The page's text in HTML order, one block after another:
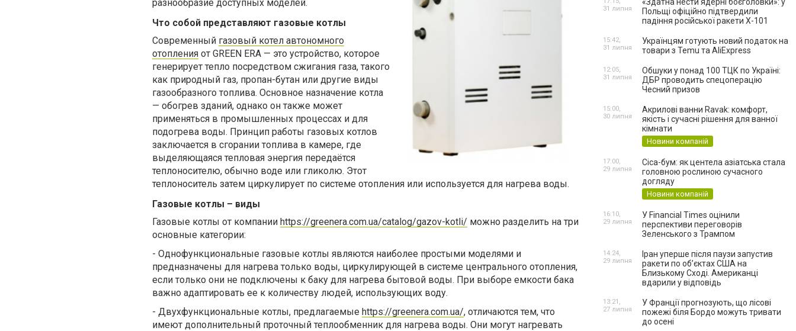
разнообразие доступных моделей.
Что собой представляют газовые котлы
Современный газовый котел автономного
отопления от GREEN ERA — это устройство, которое
генерирует тепло посредством сжигания газа, такого
как природный газ, пропан-бутан или другие виды
газообразного топлива. Основное назначение котла
— обогрев зданий, однако он также может
применяться в промышленных процессах и для
подогрева воды. Принцип работы газовых котлов
заключается в сгорании топлива в камере, где
выделяющаяся тепловая энергия передаётся
теплоносителю, обычно воде или гликолю. Этот
теплоноситель затем циркулирует по системе отопления или используется для нагрева воды.
Газовые котлы – виды
Газовые котлы от компании https://greenera.com.ua/catalog/gazov-kotli/ можно разделить на три
основные категории:
- Однофункциональные газовые котлы являются наиболее простыми моделями и
предназначены для нагрева только воды, циркулирующей в системе центрального отопления,
если только они не подключены к баку для нагрева бытовой воды. При выборе емкости бака
важно адаптировать ее к количеству людей, использующих воду.
- Двухфункциональные котлы, предлагаемые https://greenera.com.ua/, отличаются тем, что
имеют дополнительный проточный теплообменник для нагрева воды. Они могут нагревать
Польщі офіційно підтвердили
падіння російської ракети Х-101
31 липня
Українцям готують новий податок на
товари з Temu та AliExpress
15:42,
31 липня
Обшуки у понад 100 ТЦК по Україні:
ДБР проводить спецоперацію
Чесний призов
12:05,
31 липня
Акрилові ванни Ravak: комфорт,
якість і сучасні рішення для ванної
кімнати
Новини компаній
15:00,
30 липня
Cica-бум: як центела азіатська стала
головною рослиною сучасного
догляду
Новини компаній
17:00,
29 липня
У Financial Times оцінили
перспективи переговорів
Зеленського з Трампом
16:10,
29 липня
Іран уперше після паузи запустив
ракети по обʼєктах США на
Близькому Сході. Американці
вдарили у відповідь
14:24,
29 липня
У Франції прогнозують, що лісові
пожежі біля Бордо можуть тривати
до осені
13:21,
27 липня